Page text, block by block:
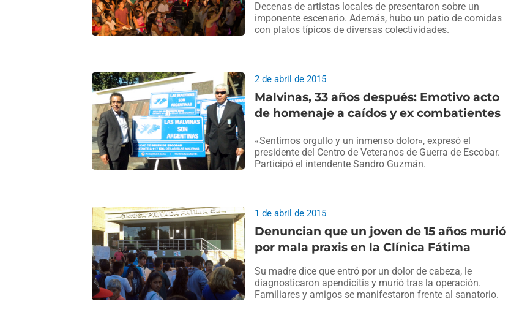
Decenas de artistas locales de presentaron sobre un
imponente escenario. Además, hubo un patio de comidas
con platos típicos de diversas colectividades.
Malvinas, 33 años después: Emotivo acto
de homenaje a caídos y ex combatientes
2 de abril de 2015
«Sentimos orgullo y un inmenso dolor», expresó el
presidente del Centro de Veteranos de Guerra de Escobar.
Participó el intendente Sandro Guzmán.
Denuncian que un joven de 15 años murió
por mala praxis en la Clínica Fátima
1 de abril de 2015
Su madre dice que entró por un dolor de cabeza, le
diagnosticaron apendicitis y murió tras la operación.
Familiares y amigos se manifestaron frente al sanatorio.